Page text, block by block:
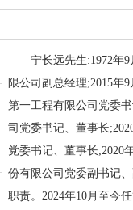
宁长远先生:1972年
限公司副总经理;2015年
第一工程有限公司党委
司党委书记、董事长
党委书记、董事长;2020
份有限公司党委副书记
职责。2024年10月至今